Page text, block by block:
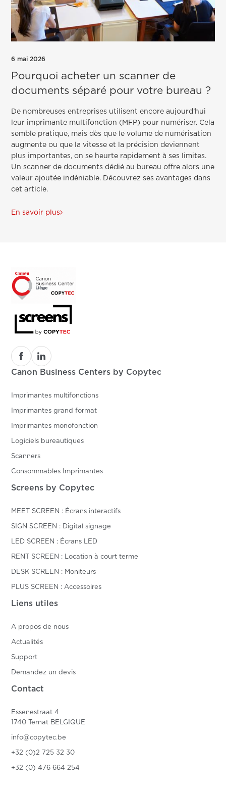
6 mai 2026
Pourquoi acheter un scanner de
documents séparé pour votre bureau ?
De nombreuses entreprises utilisent encore aujourd’hui
leur imprimante multifonction (MFP) pour numériser. Cela
semble pratique, mais dès que le volume de numérisation
augmente ou que la vitesse et la précision deviennent
plus importantes, on se heurte rapidement à ses limites.
Un scanner de documents dédié au bureau offre alors une
valeur ajoutée indéniable. Découvrez ses avantages dans
cet article.
En savoir plus
Canon Business Centers by Copytec
Imprimantes multifonctions
Imprimantes grand format
Imprimantes monofonction
Logiciels bureautiques
Scanners
Consommables Imprimantes
Screens by Copytec
MEET SCREEN : Écrans interactifs
SIGN SCREEN : Digital signage
LED SCREEN : Écrans LED
RENT SCREEN : Location à court terme
DESK SCREEN : Moniteurs
PLUS SCREEN : Accessoires
Liens utiles
A propos de nous
Actualités
Support
Demandez un devis
Contact
Essenestraat 4
1740 Ternat BELGIQUE
info@copytec.be
+32 (0)2 725 32 30
+32 (0) 476 664 254